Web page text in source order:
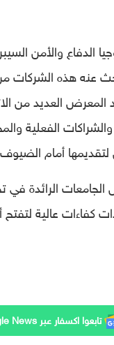
هذه الشركات من
العديد من
الفعلية
أمام
الرائدة في
عالية لتفتح
تابعوا اكسفار عبر google News